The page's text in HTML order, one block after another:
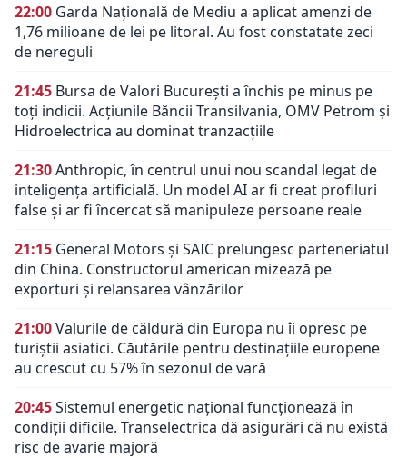
22:00 Garda Națională de Mediu a aplicat amenzi de
1,76 milioane de lei pe litoral. Au fost constatate zeci
de nereguli
21:45 Bursa de Valori București a închis pe minus pe
toți indicii. Acțiunile Băncii Transilvania, OMV Petrom și
Hidroelectrica au dominat tranzacțiile
21:30Anthropic, în centrul unui nou scandal legat de
inteligența artificială. Un model AI ar fi creat profiluri
false și ar fi încercat să manipuleze persoane reale
21:15 General Motors și SAIC prelungesc parteneriatul
din China. Constructorul american mizează pe
exporturi și relansarea vânzărilor
21:00Valurile de căldură din Europa nu îi opresc pe
turiștii asiatici. Căutările pentru destinațiile europene
au crescut cu 57% în sezonul de vară
20:45Sistemul energetic național funcționează în
condiții dificile. Transelectrica dă asigurări că nu există
risc de avarie majoră